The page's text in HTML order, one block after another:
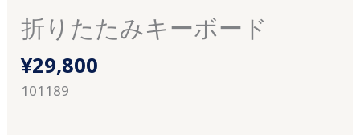
折りたたみキーボード
¥29,800
101189